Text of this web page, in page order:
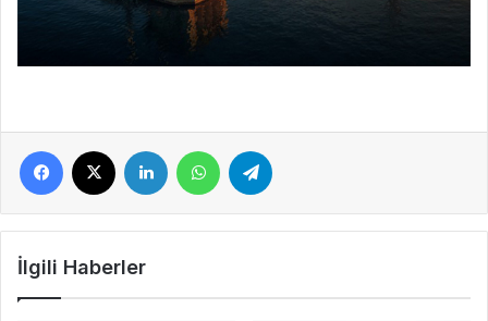
Facebook LinkedIn WhatsApp
İlgili Haberler